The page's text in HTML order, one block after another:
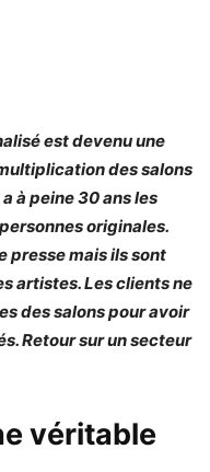
est devenu une
des salons
à peine 30 ans les
originales.
presse mais ils sont
artistes. Les clients ne
des salons pour avoir
Retour sur un secteur
véritable